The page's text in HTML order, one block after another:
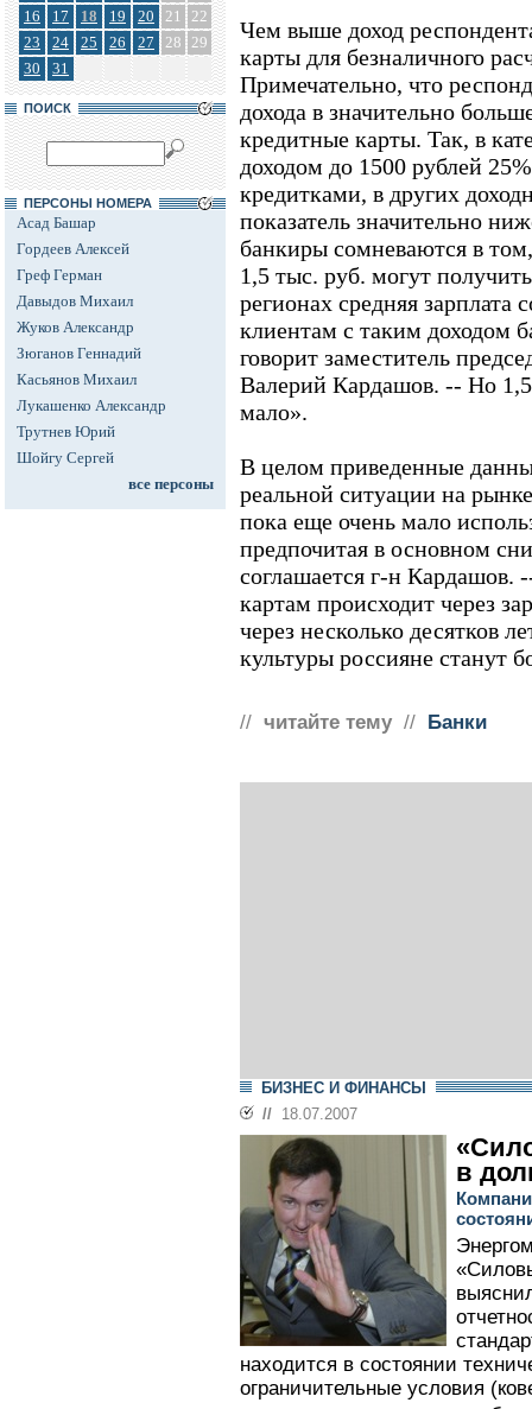
16
17 18 19 20 21
22
23
24 25 26 27 28 29
30
31
ПОИСК
ПЕРСОНЫ НОМЕРА
Асад Башар
Гордеев Алексей
Греф Герман
Давыдов Михаил
Жуков Александр
Зюганов Геннадий
Касьянов Михаил
Лукашенко Александр
Трутнев Юрий
Шойгу Сергей
все персоны
Чем выше доход
карты для безналичного
Примечательно, что
дохода в значительно
кредитные карты. Так, в
доходом до 1500 рублей
кредитками, в других
показатель значительно
банкиры сомневаются в
1,5 тыс. руб. могут
регионах средняя зарплата
клиентам с таким доходом
говорит заместитель
Валерий Кардашов. -- Но
мало».
В целом приведенные
реальной ситуации на
пока еще очень мало
предпочитая в основном
соглашается г-н Кардашов.
картам происходит через
через несколько десятков
культуры россияне станут
// читайте тему // Банки
БИЗНЕС И ФИНАНСЫ
// 18.07.2007
в
находится в состоянии
ограничительные условия